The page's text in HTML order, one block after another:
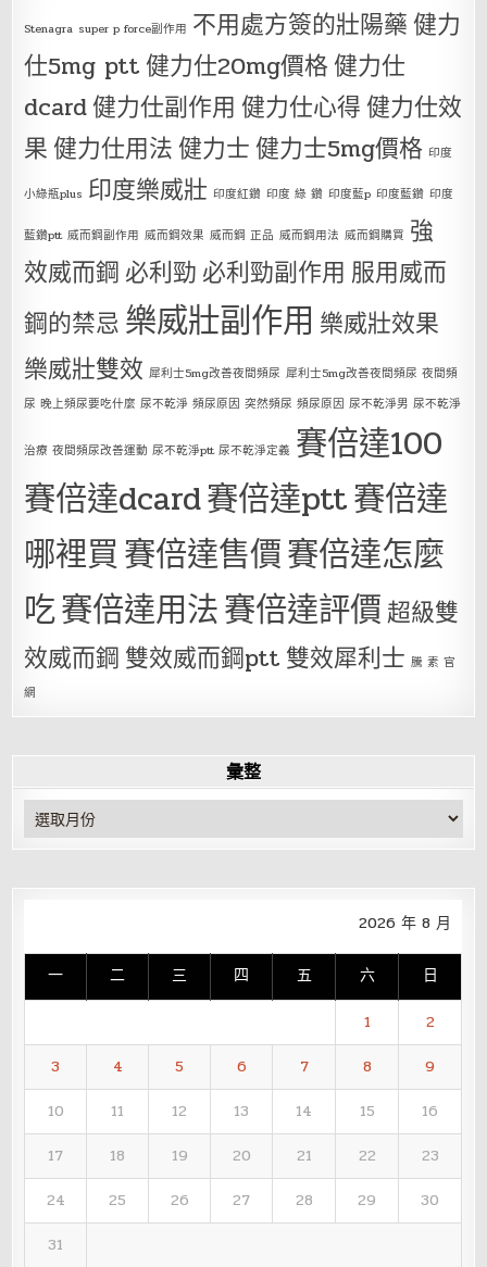
Stenagra super p force副作用 不用處方簽的壯陽藥健力
仕5mg ptt健力仕20mg價格健力仕
dcard健力仕副作用 健力仕心得健力仕效
果健力仕用法健力士健力士5mg價格 印度
小綠瓶plus 印度樂威壯 印度紅鑽 印度 綠 鑽 印度藍p 印度藍鑽 印度
藍鑽ptt 威而鋼副作用 威而鋼效果 威而鋼 正品 威而鋼用法 威而鋼購買 強
效威而鋼 必利勁 必利勁副作用 服用威而
鋼的禁忌 樂威壯副作用 樂威壯效果
樂威壯雙效 犀利士5mg改善夜間頻尿 犀利士5mg改善夜間頻尿 夜間頻
尿 晚上頻尿要吃什麼 尿不乾淨 頻尿原因 突然頻尿 頻尿原因 尿不乾淨男 尿不乾淨
治療 夜間頻尿改善運動 尿不乾淨ptt 尿不乾淨定義 賽倍達100
賽倍達dcard賽倍達ptt賽倍達
哪裡買賽倍達售價賽倍達怎麼
吃賽倍達用法賽倍達評價超級雙
效威而鋼 雙效威而鋼ptt 雙效犀利士 騰 素 官
網
彙整
彙
整
2026 年 8 月
一 二 三 四 五 六 日
1
2
3
4 5 6 7 8
9
10
11 12 13 14 15
16
17
18 19 20 21 22
23
24
25 26 27 28 29
30
31